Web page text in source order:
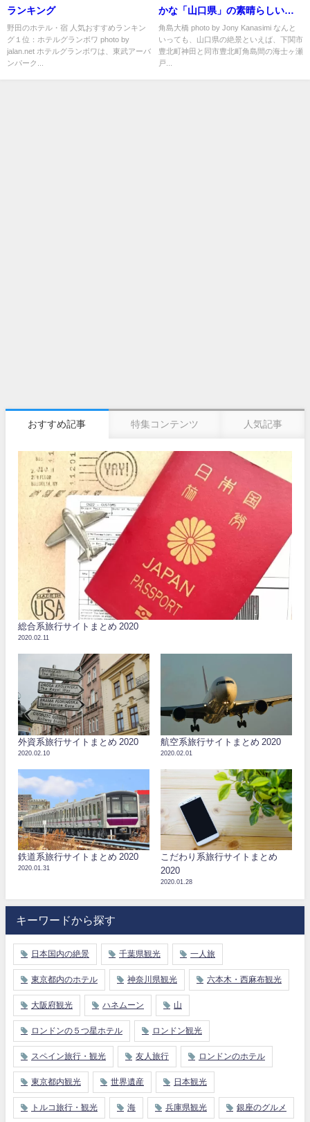
ランキング
野田のホテル・宿 人気おすすめランキン
グ１位：ホテルグランボワ photo by
jalan.net ホテルグランボワは、東武アーバ
ンパーク...
かな「山口県」の素晴らしい絶
景５選
角島大橋 photo by Jony Kanasimi なんと
いっても、山口県の絶景といえば、下関市
豊北町神田と同市豊北町角島間の海士ヶ瀬
戸...
おすすめ記事 特集コンテンツ 人気記事
総合系旅行サイトまとめ 2020
2020.02.11
外資系旅行サイトまとめ 2020
2020.02.10
航空系旅行サイトまとめ 2020
2020.02.01
鉄道系旅行サイトまとめ 2020
2020.01.31
こだわり系旅行サイトまとめ
2020
2020.01.28
キーワードから探す
日本国内の絶景 千葉県観光 一人旅
東京都内のホテル 神奈川県観光 六本木・西麻布観光
大阪府観光 ハネムーン 山
ロンドンの５つ星ホテル ロンドン観光
スペイン旅行・観光 友人旅行 ロンドンのホテル
東京都内観光 世界遺産 日本観光
トルコ旅行・観光 海 兵庫県観光 銀座のグルメ